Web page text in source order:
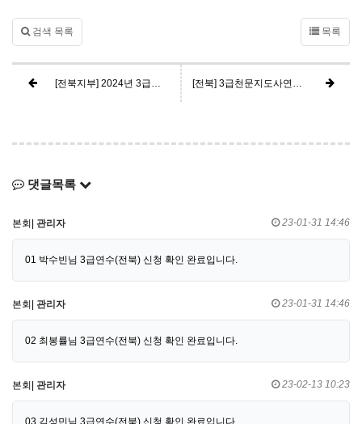
검색 목록 목록
[전북지부] 2024년 3급천문지도사 연수 - 모집 마감 [전북] 3급천문지도사연수(2022) 모집 공고
댓글목록
본회| 관리자 23-01-31 14:46
01 박수빈님 3급연수(전북) 신청 확인 완료입니다.
본회| 관리자 23-01-31 14:46
02 최봉률님 3급연수(전북) 신청 확인 완료입니다.
본회| 관리자 23-02-13 10:23
03 김성민님 3급연수(전북) 신청 확인 완료입니다.